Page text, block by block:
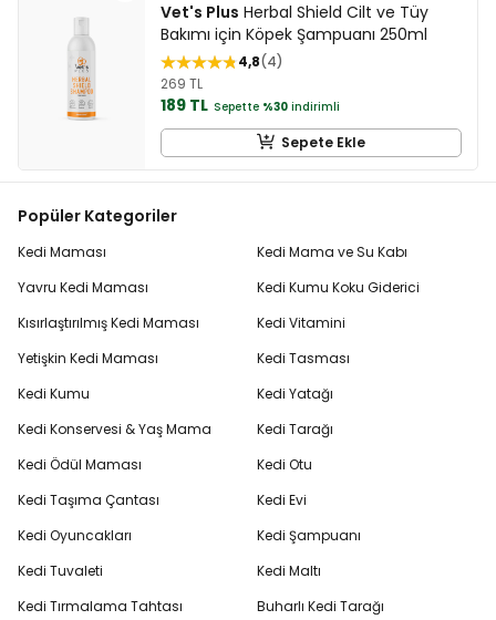
Vet's Plus Herbal Shield Cilt ve Tüy
Bakımı için Köpek Şampuanı 250ml
4,8 4
269 TL
189 TL Sepette %30 indirimli
Sepete Ekle
Popüler Kategoriler
Kedi Maması
Yavru Kedi Maması
Kısırlaştırılmış Kedi Maması
Yetişkin Kedi Maması
Kedi Kumu
Kedi Konservesi & Yaş Mama
Kedi Ödül Maması
Kedi Taşıma Çantası
Kedi Oyuncakları
Kedi Tuvaleti
Kedi Tırmalama Tahtası
Kedi Mama ve Su Kabı
Kedi Kumu Koku Giderici
Kedi Vitamini
Kedi Tasması
Kedi Yatağı
Kedi Tarağı
Kedi Otu
Kedi Evi
Kedi Şampuanı
Kedi Maltı
Buharlı Kedi Tarağı